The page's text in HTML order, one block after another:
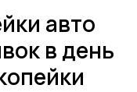
авто
в день